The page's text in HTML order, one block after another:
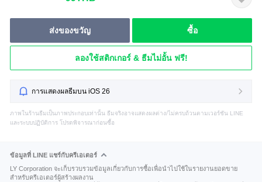
ส่งของขวัญ ซื้อ
ลองใช้สติกเกอร์ & ธีมไม่อั้น ฟรี!
การแสดงผลธีมบน iOS 26
ภาพในร้านธีมเป็นภาพประกอบเท่านั้น ธีมจริงอาจแสดงผลต่าง/ไม่ครบถ้วนตามเวอร์ชัน LINE
และระบบปฏิบัติการ โปรดพิจารณาก่อนซื้อ
ข้อมูลที่ LINE แชร์กับครีเอเตอร์
LY Corporation จะเก็บรวบรวมข้อมูลเกี่ยวกับการซื้อเพื่อนำไปใช้ในรายงานยอดขาย
สำหรับครีเอเตอร์ผู้สร้างผลงาน